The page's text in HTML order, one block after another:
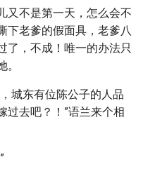
又不是第一天，怎么会不
下老爹的假面具，老爹八
了，不成！唯一的办法只
城东有位陈公子的人品
过去吧？！”语兰来个相